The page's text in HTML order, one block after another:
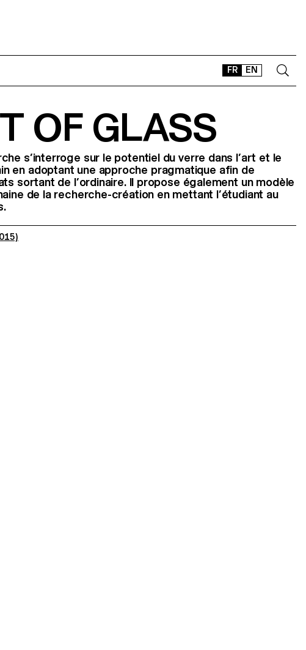
FR EN
CONTACT
SHOP
TYPEFACES
OFFLINE-ONLINE
Instagram
Facebook
LinkedIn
Vimeo
OF GLASS
s’interroge sur le potentiel du verre dans l’art et le
en adoptant une approche pragmatique afin de
sortant de l’ordinaire. Il propose également un modèle
de la recherche-création en mettant l’étudiant au